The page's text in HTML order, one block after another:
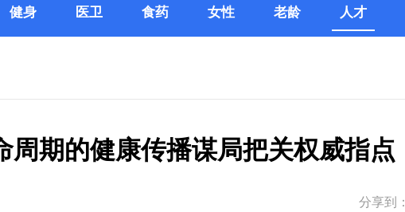
健身 医卫 食药 女性 老龄 人才
周期的健康传播谋局把关权威指点
分享到：